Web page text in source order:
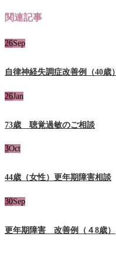
関連記事
26Sep
自律神経失調症改善例（40歳）
26Jan
73歳 聴覚過敏のご相談
3Oct
44歳（女性）更年期障害相談
30Sep
更年期障害 改善例（４8歳）